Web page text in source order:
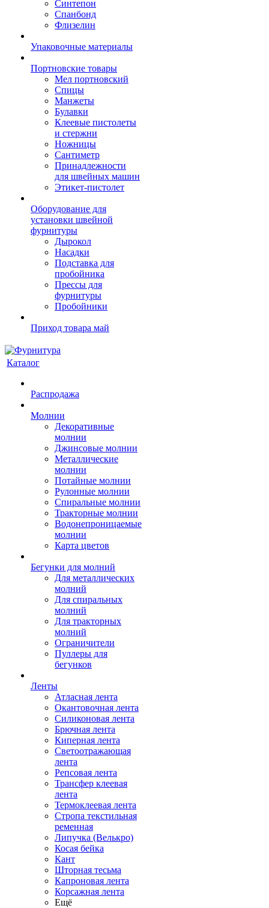
Синтепон
Спанбонд
Флизелин
Упаковочные материалы
Портновские товары
Мел портновский
Спицы
Манжеты
Булавки
Клеевые пистолеты
и стержни
Ножницы
Сантиметр
Принадлежности
для швейных машин
Этикет-пистолет
Оборудование для
установки швейной
фурнитуры
Дырокол
Насадки
Подставка для
пробойника
Прессы для
фурнитуры
Пробойники
Приход товара май
Каталог
Распродажа
Молнии
Декоративные
молнии
Джинсовые молнии
Металлические
молнии
Потайные молнии
Рулонные молнии
Спиральные молнии
Тракторные молнии
Водонепроницаемые
молнии
Карта цветов
Бегунки для молний
Для металлических
молний
Для спиральных
молний
Для тракторных
молний
Ограничители
Пуллеры для
бегунков
Ленты
Атласная лента
Окантовочная лента
Силиконовая лента
Брючная лента
Киперная лента
Светоотражающая
лента
Репсовая лента
Трансфер клеевая
лента
Термоклеевая лента
Стропа текстильная
ременная
Липучка (Велькро)
Косая бейка
Кант
Шторная тесьма
Капроновая лента
Корсажная лента
Ещё